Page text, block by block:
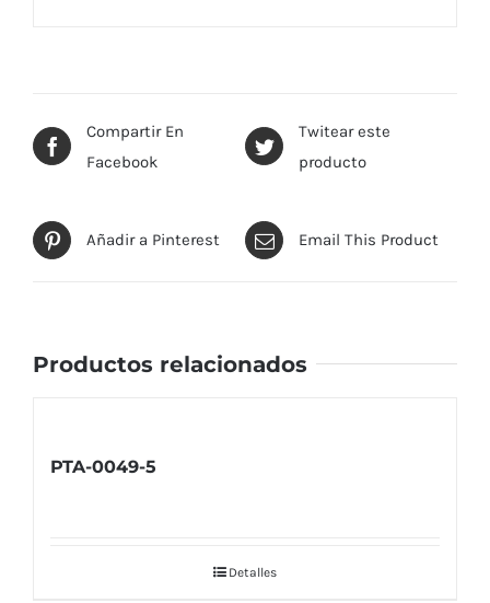
Compartir En
Facebook
Twitear este
producto
Añadir a Pinterest Email This Product
Productos relacionados
PTA-0049-5
Detalles